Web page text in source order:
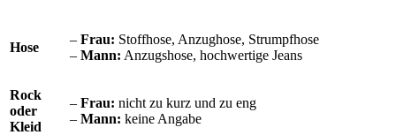
Hose
– Frau: Stoffhose, Anzughose, Strumpfhose
– Mann: Anzugshose, hochwertige Jeans
Rock
oder
Kleid
– Frau: nicht zu kurz und zu eng
– Mann: keine Angabe